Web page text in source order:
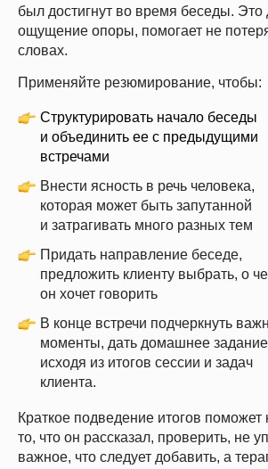
был достигнут во время беседы. Это
ощущение опоры, помогает не
словах.
Применяйте резюмирование, чтобы:
Структурировать начало беседы
и объединить ее с предыдущими
встречами
Внести ясность в речь человека,
которая может быть запутанной
и затрагивать много разных тем
Придать направление беседе,
предложить клиенту выбрать, о
он хочет говорить
В конце встречи подчеркнуть
моменты, дать домашнее
исходя из итогов сессии и задач
клиента.
Краткое подведение итогов поможет
то, что он рассказал, проверить, не
важное, что следует добавить, а
Скидки до конца мая